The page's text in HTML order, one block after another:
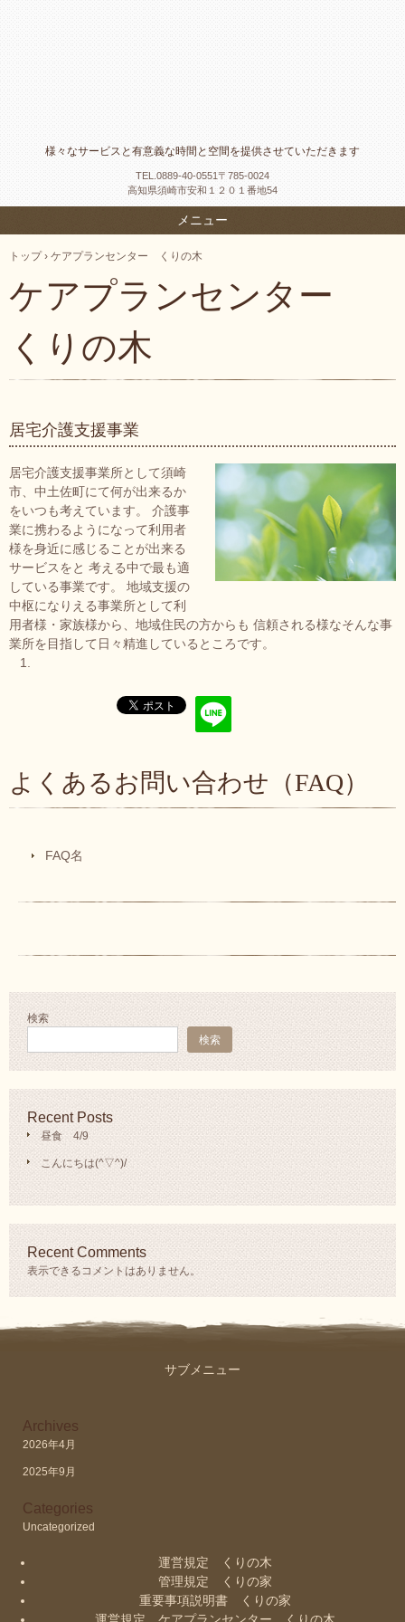
様々なサービスと有意義な時間と空間を提供させていただきます
TEL. 0889-40-0551〒785-0024
高知県須崎市安和１２０１番地54
メニュー
トップ › ケアプランセンター くりの木
ケアプランセンター
くりの木
居宅介護支援事業
居宅介護支援事業所として須崎
市、中土佐町にて何が出来るか
をいつも考えています。 介護事
業に携わるようになって利用者
様を身近に感じることが出来る
サービスをと 考える中で最も適
している事業です。 地域支援の
中枢になりえる事業所として利
用者様・家族様から、地域住民の方からも 信頼される様なそんな事
業所を目指して日々精進しているところです。
よくあるお問い合わせ（FAQ）
FAQ名
検索
検索
Recent Posts
昼食 4/9
こんにちは(^▽^)/
Recent Comments
表示できるコメントはありません。
サブメニュー
Archives
2026年4月
2025年9月
Categories
Uncategorized
運営規定 くりの木
管理規定 くりの家
重要事項説明書 くりの家